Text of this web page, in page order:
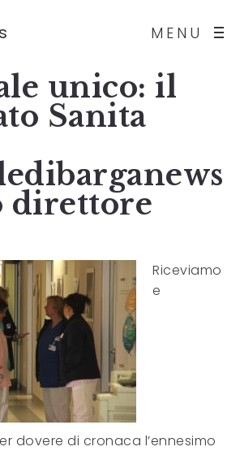
MENU
unico: il
Sanita
direttore
Riceviamo
e
dovere di cronaca l’ennesimo